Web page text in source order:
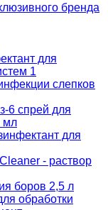
бренда
для
1
слепков
6 спрей для
мл
для
- раствор
боров 2,5 л
обработки